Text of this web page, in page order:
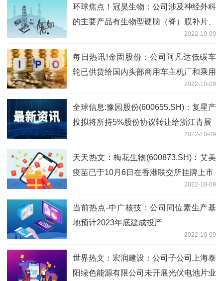
环球焦点！冠昊生物：公司涉及神经外科
的主要产品有生物型硬脑（脊）膜补片、
2022-10-09
每日热讯!金固股份：公司阿凡达低碳车
轮已供货给国内头部商用车主机厂和乘用
2022-10-09
全球信息:豫园股份(600655.SH)：复星产
投拟将所持5%股份协议转让给浙江青展
2022-10-09
天天热文：梅花生物(600873.SH)：艾美
疫苗已于10月6日在香港联交所挂牌上市
2022-10-09
当前热点-中广核技：公司同位素生产基
地预计2023年底建成投产
2022-10-09
世界热文：宏润建设：公司子公司上海泰
阳绿色能源有限公司未开展光伏电池片业